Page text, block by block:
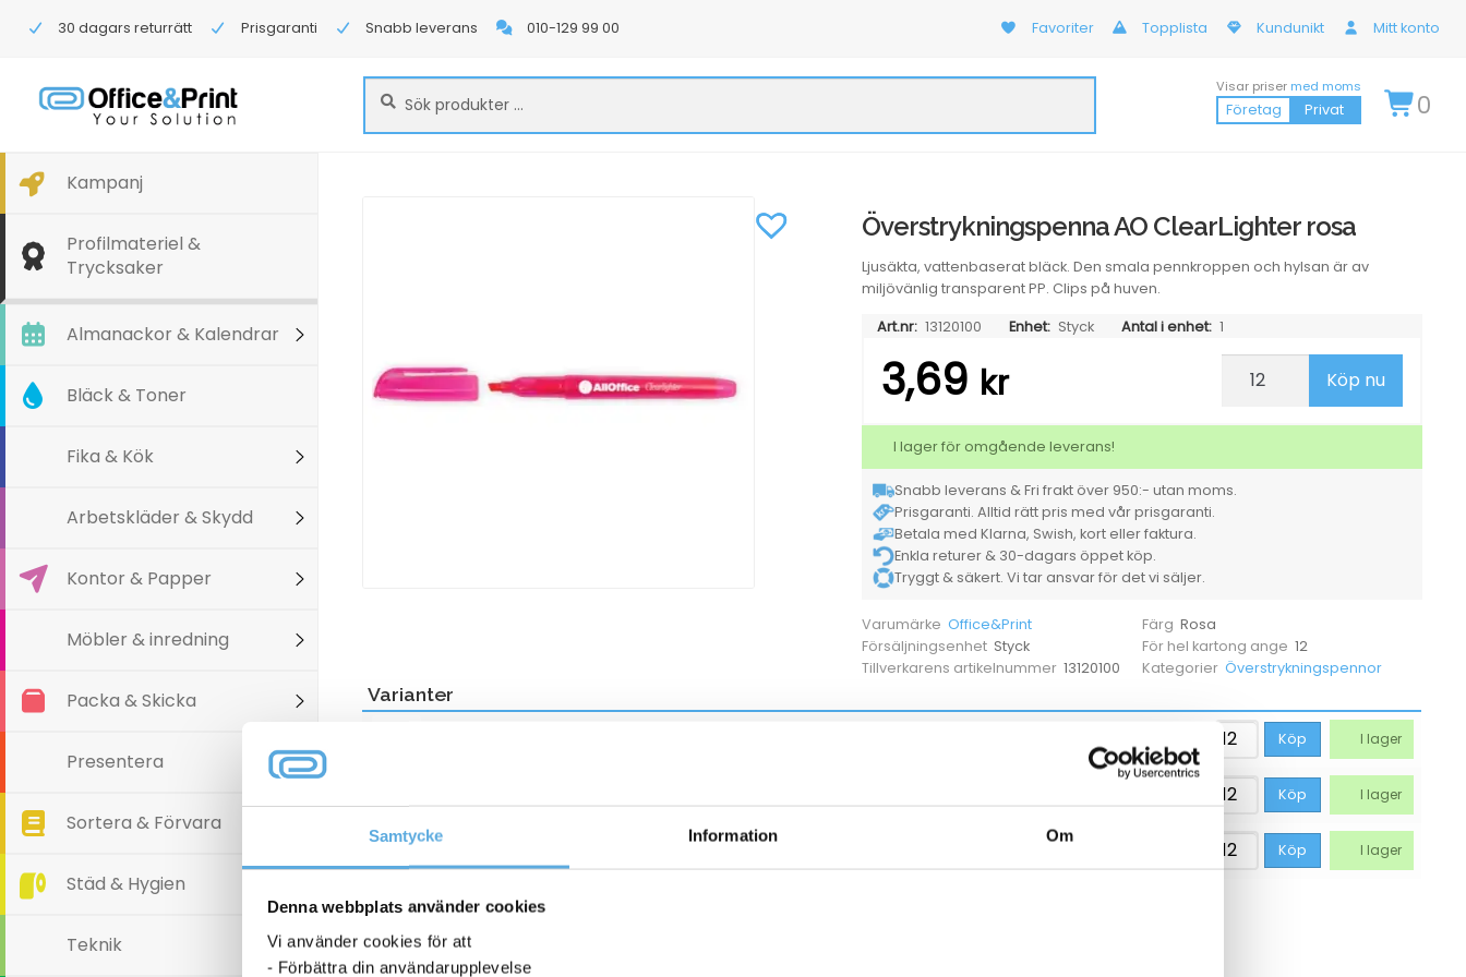
Samtycke Information Om
Denna webbplats använder cookies
Vi använder cookies för att
- Förbättra din användarupplevelse
30 dagars returrätt Prisgaranti Snabb leverans 010-129 99 00 Favoriter Topplista Kundunikt Mitt konto
Sök
efter:
Sök Visar priser med moms
Företag Privat 0
Kampanj
Profilmateriel &
Trycksaker
Almanackor & Kalendrar
Bläck & Toner
Fika & Kök
Arbetskläder & Skydd
Kontor & Papper
Möbler & inredning
Packa & Skicka
Presentera
Sortera & Förvara
Städ & Hygien
Teknik
Överstrykningspenna AO ClearLighter rosa
Ljusäkta, vattenbaserat bläck. Den smala pennkroppen och hylsan är av
miljövänlig transparent PP. Clips på huven.
Art.nr: 13120100 Enhet: Styck Antal i enhet: 1
3,69 kr
Överstrykningspenna
ClearLighter
rosa
Köp nu
I lager för omgående leverans!
Snabb leverans & Fri frakt över 950:- utan moms.
Prisgaranti. Alltid rätt pris med vår prisgaranti.
Betala med Klarna, Swish, kort eller faktura.
Enkla returer & 30-dagars öppet köp.
Tryggt & säkert. Vi tar ansvar för det vi säljer.
Varumärke Office&Print Färg Rosa
Försäljningsenhet Styck För hel kartong ange 12
Tillverkarens artikelnummer 13120100 Kategorier Överstrykningspennor
Varianter
Köp I lager
Köp I lager
Köp I lager